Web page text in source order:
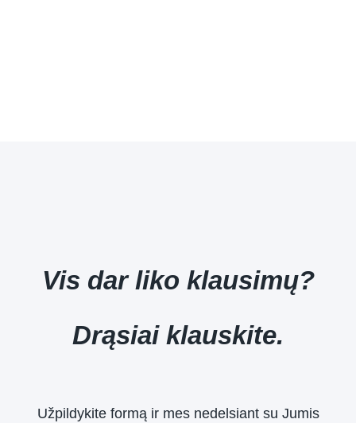
Vis dar liko klausimų?
Drąsiai klauskite.
Užpildykite formą ir mes nedelsiant su Jumis